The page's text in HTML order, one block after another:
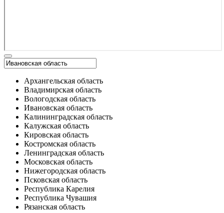
Архангельская область
Владимирская область
Вологодская область
Ивановская область
Калининградская область
Калужская область
Кировская область
Костромская область
Ленинградская область
Московская область
Нижегородская область
Псковская область
Республика Карелия
Республика Чувашия
Рязанская область